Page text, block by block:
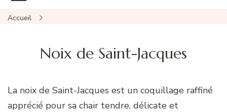
Accueil
Noix de Saint-Jacques
La noix de Saint-Jacques est un coquillage raffiné
apprécié pour sa chair tendre, délicate et